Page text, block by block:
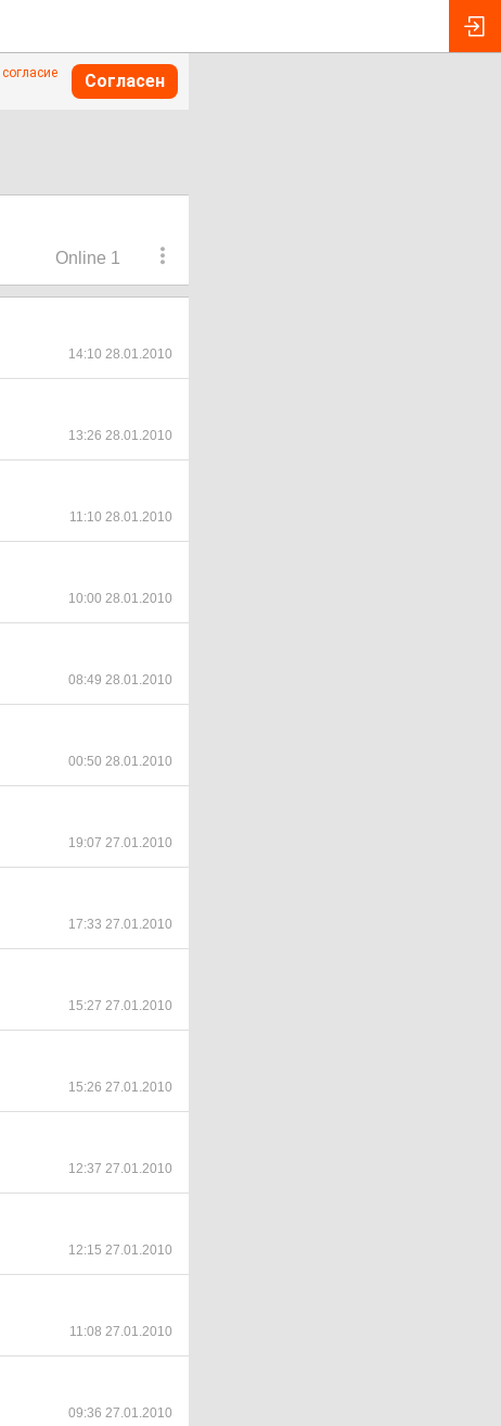
согласие
Согласен
Online 1
14:10 28.01.2010
13:26 28.01.2010
11:10 28.01.2010
10:00 28.01.2010
08:49 28.01.2010
00:50 28.01.2010
19:07 27.01.2010
17:33 27.01.2010
15:27 27.01.2010
15:26 27.01.2010
12:37 27.01.2010
12:15 27.01.2010
11:08 27.01.2010
09:36 27.01.2010